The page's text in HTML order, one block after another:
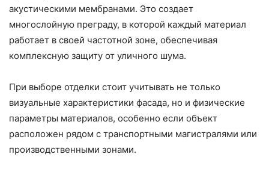
акустическими мембранами. Это создает
многослойную преграду, в которой каждый материал
работает в своей частотной зоне, обеспечивая
комплексную защиту от уличного шума.
При выборе отделки стоит учитывать не только
визуальные характеристики фасада, но и физические
параметры материалов, особенно если объект
расположен рядом с транспортными магистралями или
производственными зонами.